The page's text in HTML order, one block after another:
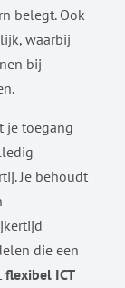
belegt. Ook
waarbij
bij
je toegang
Je behoudt
die een
flexibel ICT